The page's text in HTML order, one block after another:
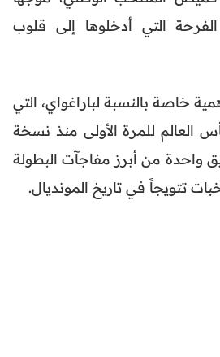
التي أدخلوها إلى قلوب
خاصة بالنسبة لباراغواي، التي
العالم للمرة الأولى منذ نسخة
واحدة من أبرز مفاجآت البطولة
تتويجاً في تاريخ المونديال.